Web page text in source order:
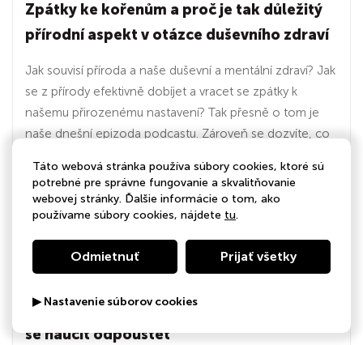
Zpátky ke kořenům a proč je tak důležitý
přírodní aspekt v otázce duševního zdraví
Jak souvisí příroda a naše duševní a mentální zdraví? Jak
se z přírody efektivně dobíjet a vracet se zpátky k
našemu přirozenému nastavení? Tak přesně o tom je
naše dnešní epizoda podcastu. Zároveň se dozvíte, co
přírodní zdroje a dary. Pojďte se insp...
Nikdy neodpustím... Nikdy! Aneb proč a jak
se naučit odpouštět
Táto webová stránka používa súbory cookies, ktoré sú
potrebné pre správne fungovanie a skvalitňovanie
webovej stránky. Ďalšie informácie o tom, ako
používame súbory cookies, nájdete tu.
Odmietnuť Prijať všetky
▶ Nastavenie súborov cookies